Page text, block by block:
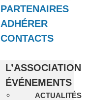
PARTENAIRES
ADHÉRER
CONTACTS
L’ASSOCIATION
ÉVÉNEMENTS
ACTUALITÉS